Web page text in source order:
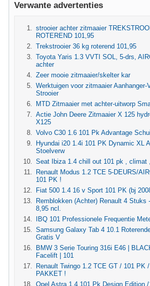
Verwante advertenties
strooier achter zitmaaier
ROTEREND 101,95
Trekstrooier 36 kg roterend 101,95
Toyota Yaris 1.3 VVTI SOL, 5-drs,
achter
Zeer mooie zitmaaier/skelter kar
Werktuigen voor zitmaaier Aanhanger-
Strooier
MTD Zitmaaier met achter-uitworp
Actie John Deere Zitmaaier X 125
X125
Volvo C30 1.6 101 Pk Advantage
Hyundai i20 1.4i 101 PK Dynamic XL
Stoelverw
Seat Ibiza 1.4 chill out 101 pk , climat
Renault Modus 1.2 TCE 5-DEURS/
101 PK !
Fiat 500 1.4 16 v Sport 101 PK (bj
Remblokken (Achter) Renault 4 Stuks
8,95 ncl.
IBQ 101 Professionele Frequentie
Samsung Galaxy Tab 4 10.1
Gratis V
BMW 3 Serie Touring 316i E46 |
Facelift | 101
Renault Twingo 1.2 TCE GT / 101 PK
PAKKET !
Opel Astra 1.4 101 Pk Design Edition